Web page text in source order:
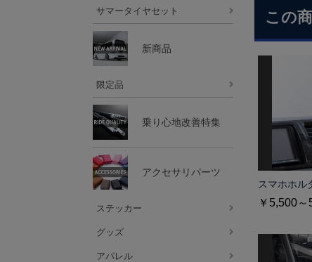
この
スマホホル
￥5,500
サマータイヤセット
新商品
限定品
乗り心地改善特集
アクセサリパーツ
ステッカー
グッズ
アパレル